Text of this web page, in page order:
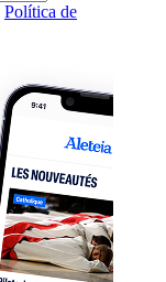
Política de